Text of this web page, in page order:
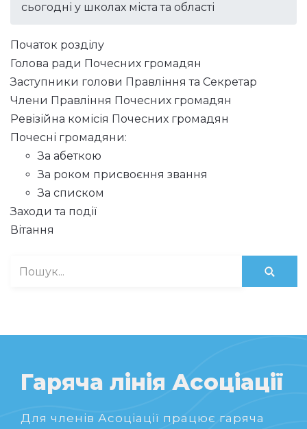
сьогодні у школах міста та області
Початок розділу
Голова ради Почесних громадян
Заступники голови Правління та Секретар
Члени Правління Почесних громадян
Ревізійна комісія Почесних громадян
Почесні громадяни:
За абеткою
За роком присвоєння звання
За списком
Заходи та події
Вітання
Гаряча лінія Асоціації
Для членів Асоціації працює гаряча